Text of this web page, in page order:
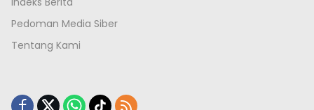
Pedoman Media Siber
Tentang Kami